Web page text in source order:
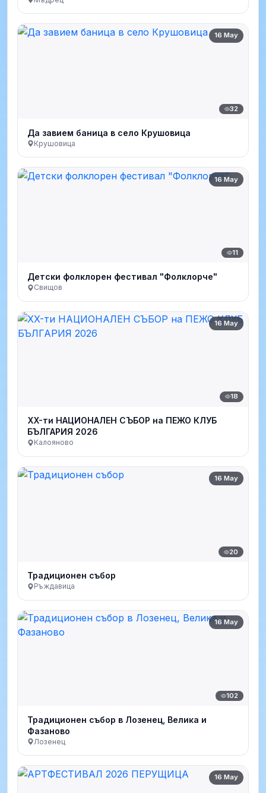
16 May
32
Да завием баница в село Крушовица
Крушовица
16 May
11
Детски фолклорен фестивал "Фолклорче"
Свищов
16 May
18
XX-ти НАЦИОНАЛЕН СЪБОР на ПЕЖО КЛУБ
БЪЛГАРИЯ 2026
Калояново
16 May
20
Традиционен събор
Ръждавица
16 May
102
Традиционен събор в Лозенец, Велика и
Фазаново
Лозенец
16 May